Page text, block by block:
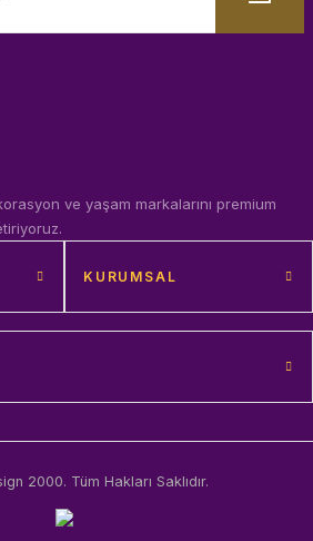
ve yaşam markalarını premium
KURUMSAL
2000. Tüm Hakları Saklıdır.